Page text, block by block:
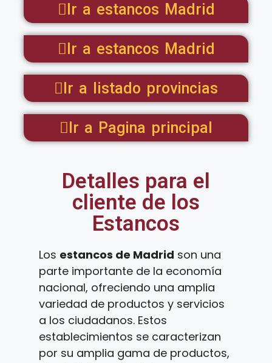
Ir a estancos Madrid
Ir a estancos Madrid
Ir a listado provincias
Ir a Pagina principal
Detalles para el
cliente de los
Estancos
Los estancos de Madrid son una
parte importante de la economía
nacional, ofreciendo una amplia
variedad de productos y servicios
a los ciudadanos. Estos
establecimientos se caracterizan
por su amplia gama de productos,